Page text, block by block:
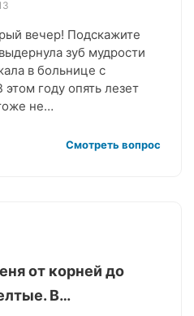
вечер! Подскажите
зуб мудрости
в больнице с
году опять лезет
не…
Смотреть вопрос
от корней до
В…